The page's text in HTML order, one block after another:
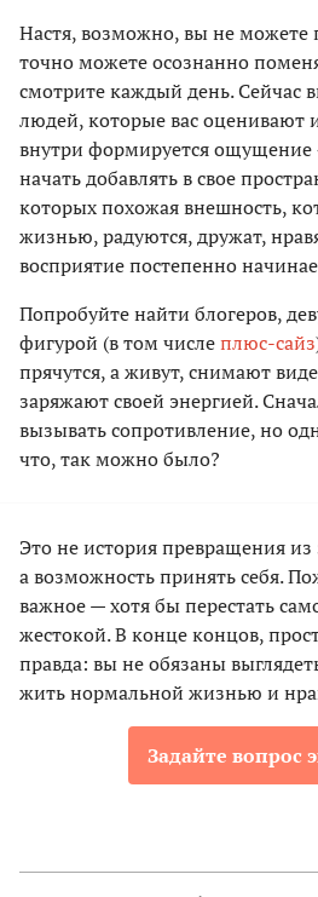
Настя, возможно, вы не можете
точно можете осознанно
смотрите каждый день. Сейчас
людей, которые вас оценивают
внутри формируется ощущение
начать добавлять в свое
которых похожая внешность,
жизнью, радуются, дружат,
восприятие постепенно
Попробуйте найти блогеров,
фигурой (в том числеплюс-сайз
прячутся, а живут, снимают
заряжают своей энергией.
вызывать сопротивление, но
что, так можно было?
Это не история превращения
а возможность принять себя.
важное — хотя бы перестать
жестокой. В конце концов,
правда: вы не обязаны
жить нормальной жизнью и
Задайте вопрос